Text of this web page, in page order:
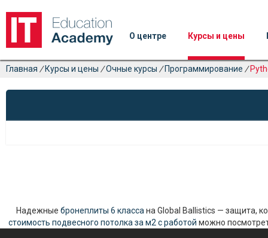
О центре Курсы и цены
Главная / Курсы и цены /Очные курсы / Программирование /
Надежные бронеплиты 6 класса на Global Ballistics — защита,
стоимость подвесного потолка за м2 с работой можно